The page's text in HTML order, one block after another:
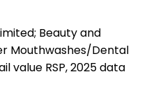
Beauty and
Mouthwashes/Dental
value RSP, 2025 data